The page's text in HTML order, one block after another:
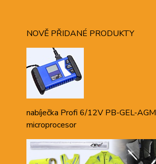
NOVĚ PŘIDANÉ PRODUKTY
nabíječka Profi 6/12V PB-GEL-AGM
microprocesor